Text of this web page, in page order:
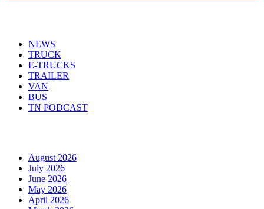
NEWS
TRUCK
E-TRUCKS
TRAILER
VAN
BUS
TN PODCAST
August 2026
July 2026
June 2026
May 2026
April 2026